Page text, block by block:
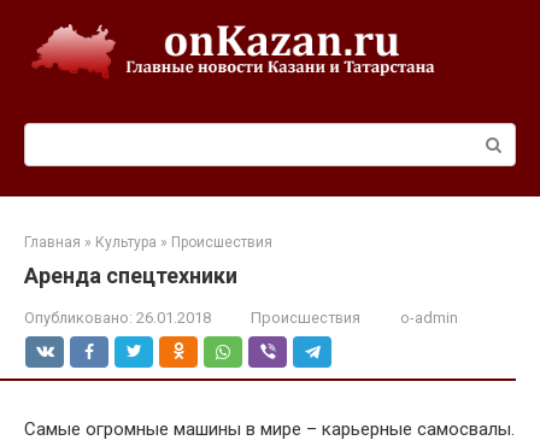
контенту
Главная » Культура » Происшествия
Аренда спецтехники
Опубликовано: 26.01.2018 Происшествия o-admin
Самые огромные машины в мире – карьерные самосвалы.